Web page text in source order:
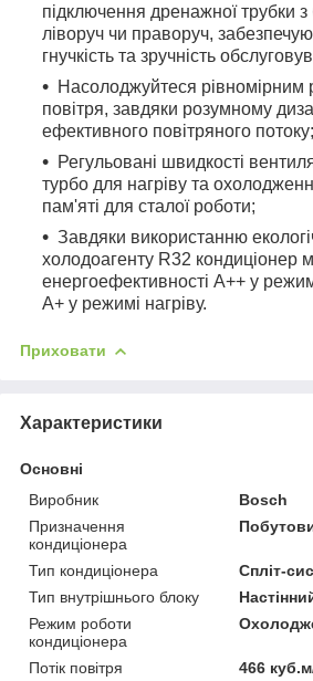
підключення дренажної трубки з
ліворуч чи праворуч,
гнучкість та зручність
Насолоджуйтеся рівномірним
повітря, завдяки розумному
ефективного повітряного потоку;
Регульовані швидкості
турбо для нагріву та
пам'яті для сталої роботи;
Завдяки використанню
холодоагенту R32 кондиціонер
енергоефективності A++ у
A+ у режимі нагріву.
Приховати
Характеристики
Основні
Виробник
Bosch
Призначення
кондиціонера
Тип кондиціонера
Спліт-
Тип внутрішнього блоку
Режим роботи
кондиціонера
Потік повітря
466